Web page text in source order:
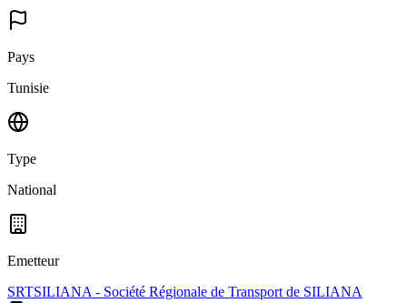
Pays
Tunisie
Type
National
Emetteur
SRTSILIANA - Société Régionale de Transport de SILIANA